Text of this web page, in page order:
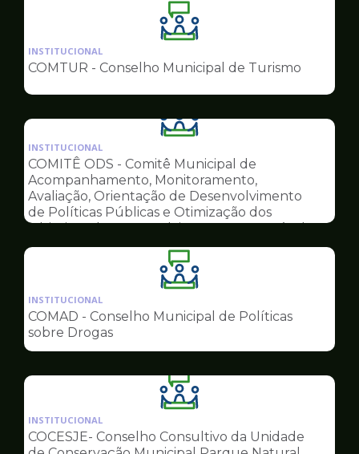
Ilustração
da
pagina
Conselhos
INSTITUCIONAL
COMTUR - Conselho Municipal de Turismo
Ilustração
da
pagina
de
Conselhos
INSTITUCIONAL
COMITÊ ODS - Comitê Municipal de
Acompanhamento, Monitoramento,
Avaliação, Orientação de Desenvolvimento
de Políticas Públicas e Otimização dos
Objetivos do Desenvolvimento Sustentável
Ilustração
da
pagina
Conselhos
INSTITUCIONAL
COMAD - Conselho Municipal de Políticas
sobre Drogas
Ilustração
da
pagina
INSTITUCIONAL
COCESJE- Conselho Consultivo da Unidade